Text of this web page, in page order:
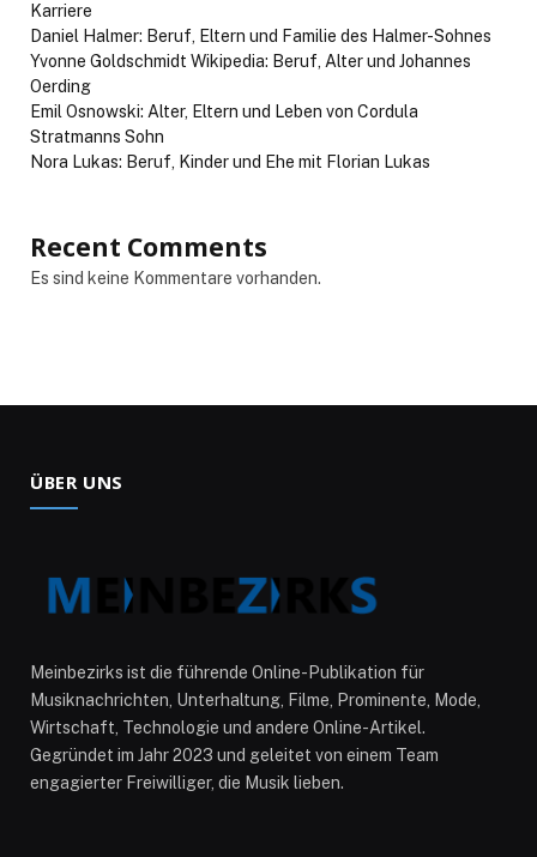
Karriere
Daniel Halmer: Beruf, Eltern und Familie des Halmer-Sohnes
Yvonne Goldschmidt Wikipedia: Beruf, Alter und Johannes
Oerding
Emil Osnowski: Alter, Eltern und Leben von Cordula
Stratmanns Sohn
Nora Lukas: Beruf, Kinder und Ehe mit Florian Lukas
Recent Comments
Es sind keine Kommentare vorhanden.
ÜBER UNS
Meinbezirks ist die führende Online-Publikation für
Musiknachrichten, Unterhaltung, Filme, Prominente, Mode,
Wirtschaft, Technologie und andere Online-Artikel.
Gegründet im Jahr 2023 und geleitet von einem Team
engagierter Freiwilliger, die Musik lieben.